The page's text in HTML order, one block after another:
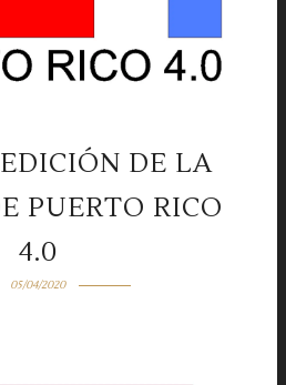
DE LA
PUERTO RICO
4.0
05/04/2020